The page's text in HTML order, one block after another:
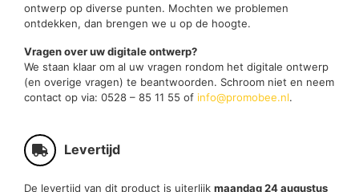
ontwerp op diverse punten. Mochten we problemen
ontdekken, dan brengen we u op de hoogte.
Vragen over uw digitale ontwerp?
We staan klaar om al uw vragen rondom het digitale ontwerp
(en overige vragen) te beantwoorden. Schroom niet en neem
contact op via: 0528 – 85 11 55 of info@promobee.nl.
Levertijd
De levertijd van dit product is uiterlijk maandag 24 augustus